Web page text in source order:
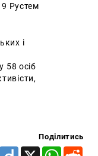
Рустем
і
58 осіб
Поділитись
Messenger
Diigo X WhatsApp